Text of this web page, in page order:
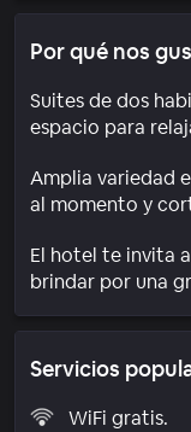
Por qué nos
Suites de dos
espacio para
Amplia variedad
al momento y
El hotel te invita
brindar por una
Servicios
WiFi gratis.